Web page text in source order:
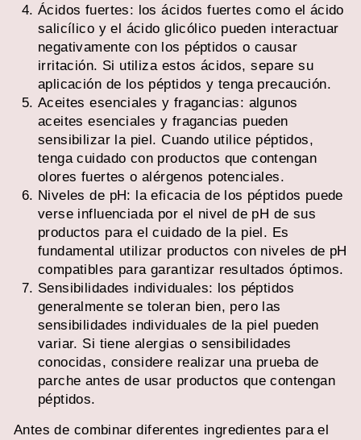
Ácidos fuertes: los ácidos fuertes como el ácido
salicílico y el ácido glicólico pueden interactuar
negativamente con los péptidos o causar
irritación. Si utiliza estos ácidos, separe su
aplicación de los péptidos y tenga precaución.
Aceites esenciales y fragancias: algunos
aceites esenciales y fragancias pueden
sensibilizar la piel. Cuando utilice péptidos,
tenga cuidado con productos que contengan
olores fuertes o alérgenos potenciales.
Niveles de pH: la eficacia de los péptidos puede
verse influenciada por el nivel de pH de sus
productos para el cuidado de la piel. Es
fundamental utilizar productos con niveles de pH
compatibles para garantizar resultados óptimos.
Sensibilidades individuales: los péptidos
generalmente se toleran bien, pero las
sensibilidades individuales de la piel pueden
variar. Si tiene alergias o sensibilidades
conocidas, considere realizar una prueba de
parche antes de usar productos que contengan
péptidos.
Antes de combinar diferentes ingredientes para el